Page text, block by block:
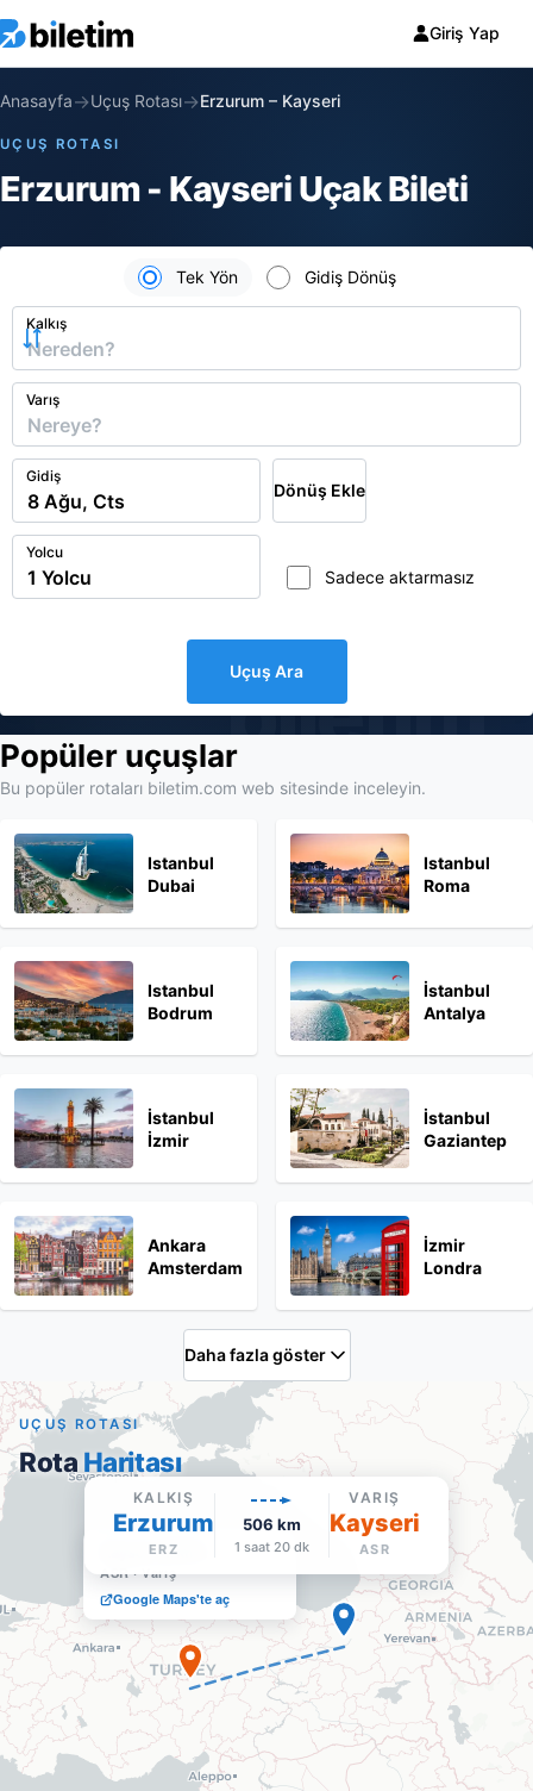
Giriş Yap
biletim
Anasayfa→Uçuş Rotası→Erzurum – Kayseri
UÇUŞ ROTASI
Erzurum - Kayseri Uçak Bileti
Tek Yön Gidiş Dönüş
Kalkış
Varış
Gidiş
Dönüş Ekle
Yolcu
Sadece aktarmasız
Uçuş Ara
Popüler uçuşlar
Bu popüler rotaları biletim.com web sitesinde inceleyin.
Istanbul
Dubai
Istanbul
Roma
Istanbul
Bodrum
İstanbul
Antalya
İstanbul
İzmir
İstanbul
Gaziantep
Ankara
Amsterdam
İzmir
Londra
Daha fazla göster
Kayseri Erkilet
ASR·Varış
Google Maps'te aç
UÇUŞ ROTASI
Rota Haritası
KALKIŞ
Erzurum
ERZ
506 km
1 saat 20 dk
VARIŞ
Kayseri
ASR